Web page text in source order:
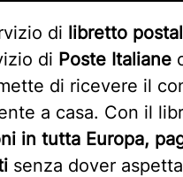
di libretto
di Poste Italiane
di ricevere il
a casa. Con il
in tutta Europa,
senza dover